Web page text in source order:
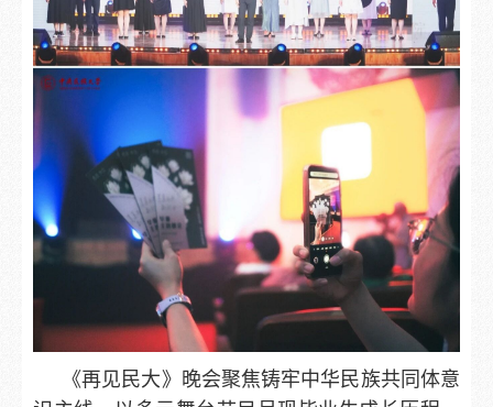
《再见民大》晚会聚焦铸牢中华民族共同体意